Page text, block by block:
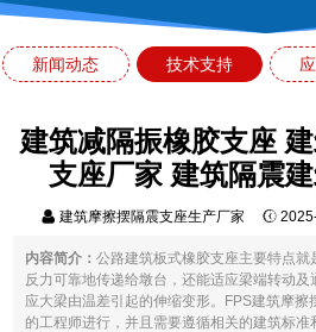
新闻动态 技术支持
建筑减隔振橡胶支座
支座厂家 建筑隔震
建筑摩擦摆隔震支座生产厂家
内容简介：公路建筑板式橡胶支座主要特点
反力可靠地传递给墩台，还能适应梁端转动
应大梁由温差引起的伸缩变形。FPS建筑摩擦
的工程师进行，并且需要遵循相关的建筑标